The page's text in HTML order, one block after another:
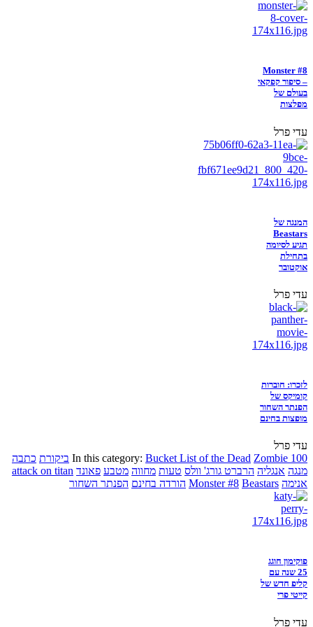
Monster #8
– סיפור קפקאי
בעולם של
מפלצות
עדי פרל
המנגה של
Beastars
תגיע לסיומה
בתחילת
אוקטובר
עדי פרל
לזכרו: חוברות
קומיקס של
הפנתר השחור
מופצות בחינם
עדי פרל
In this category: Bucket List of the Dead Zombie 100 ביקורת כתבה
מנגה אנגליה הרברט גורג' וולס טעות מחווה מטבע פאונד attack on titan
אנימה
Monster #8 Beastars הורדה בחינם הפנתר השחור
פוקימון חוגג
25 שנה עם
קליפ חדש של
קייטי פרי
עדי פרל